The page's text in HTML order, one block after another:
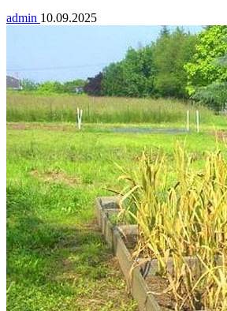
admin 10.09.2025